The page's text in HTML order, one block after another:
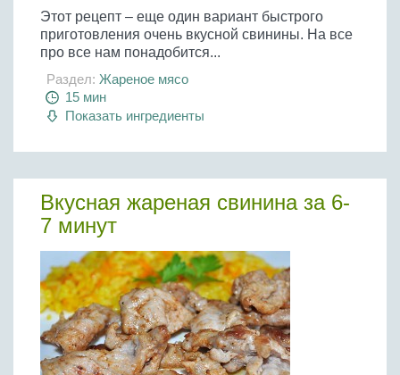
Этот рецепт – еще один вариант быстрого
приготовления очень вкусной свинины. На все
про все нам понадобится...
Раздел: Жареное мясо
15 мин
Показать ингредиенты
Вкусная жареная свинина за 6-
7 минут